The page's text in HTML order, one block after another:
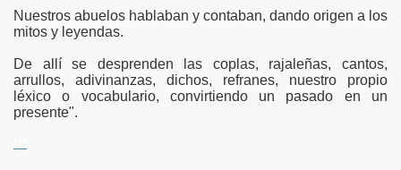
Nuestros abuelos hablaban y contaban, dando origen a los
mitos y leyendas.
De allí se desprenden las coplas, rajaleñas, cantos,
arrullos, adivinanzas, dichos, refranes, nuestro propio
léxico o vocabulario, convirtiendo un pasado en un
presente".